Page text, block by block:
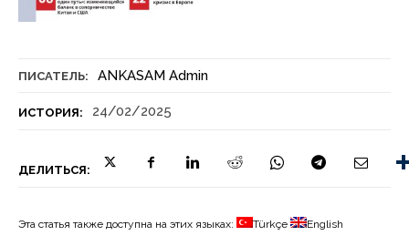
ПИСАТЕЛЬ: ANKASAM Admin
ИСТОРИЯ: 24/02/2025
ДЕЛИТЬСЯ:
Эта статья также доступна на этих языках: Türkçe English